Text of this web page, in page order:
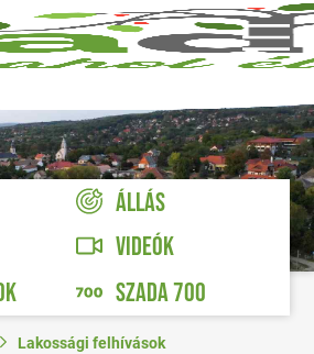
ÁLLÁS
VIDEÓK
SZADA 700
Lakossági felhívások